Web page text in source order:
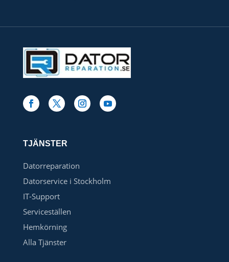
TJÄNSTER
Datorreparation
Datorservice i Stockholm
IT-Support
Serviceställen
Hemkörning
Alla Tjänster